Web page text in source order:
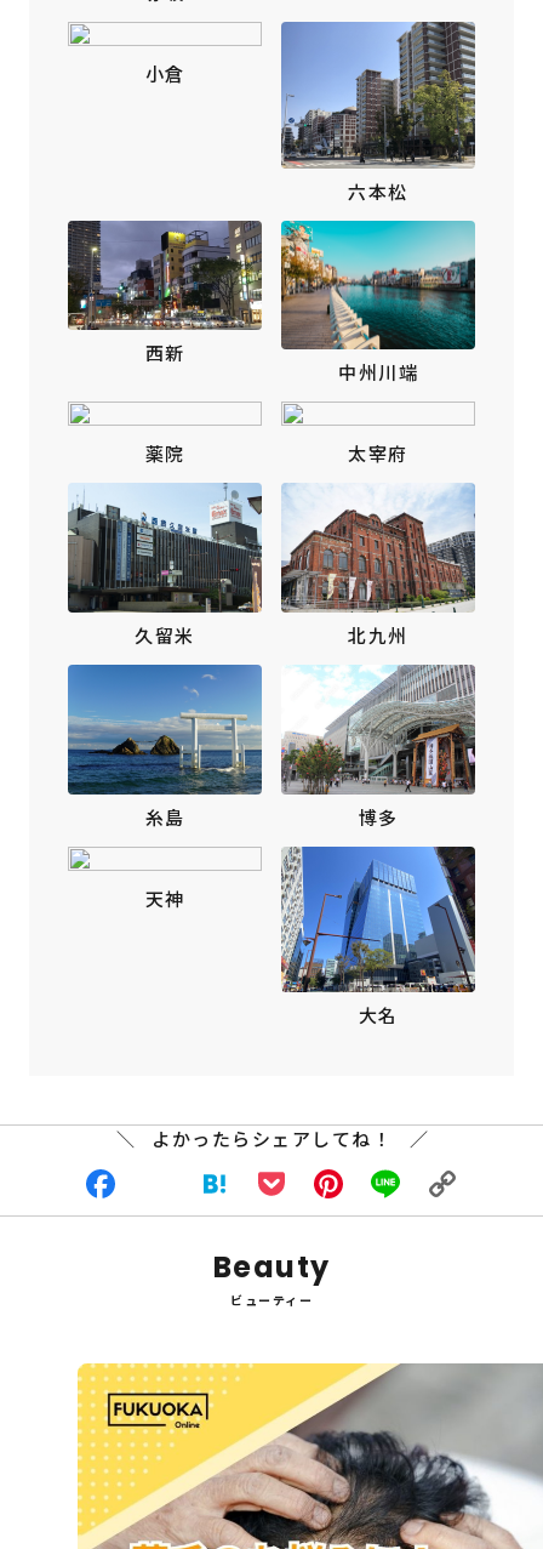
小倉
六本松
西新
中州川端
薬院 太宰府
久留米 北九州
糸島 博多
天神
大名
よかったらシェアしてね！
Facebook
X HatenaPocketPinterest
Line Copy
Beauty
ビューティー